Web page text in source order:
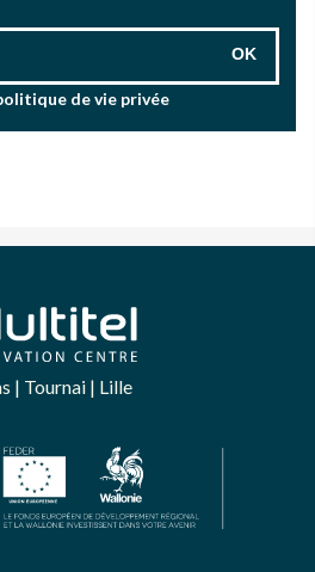
OK
de vie privée
| Tournai | Lille